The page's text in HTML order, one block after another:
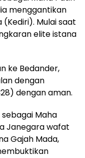
menggantikan
Mulai saat
elite istana
ke Bedander,
dengan
dengan aman.
Maha
Janegara wafat
Gajah Mada,